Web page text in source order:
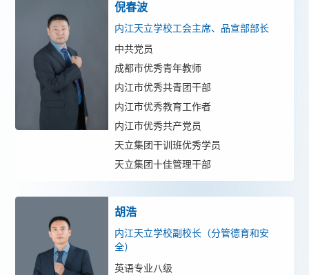
倪春波
内江天立学校工会主席、品宣部部长
中共党员
成都市优秀青年教师
内江市优秀共青团干部
内江市优秀教育工作者
内江市优秀共产党员
天立集团干训班优秀学员
天立集团十佳管理干部
胡浩
内江天立学校副校长（分管德育和安
全）
英语专业八级